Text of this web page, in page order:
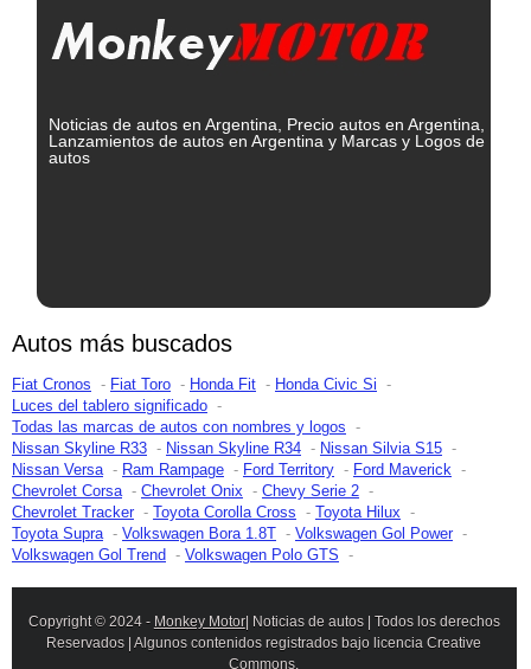
Noticias de autos en Argentina, Precio autos en Argentina,
Lanzamientos de autos en Argentina y Marcas y Logos de
autos
Autos más buscados
Fiat Cronos Fiat Toro Honda Fit
Honda Civic Si
Luces del tablero significado
Todas las marcas de autos con nombres y logos
Nissan Skyline R33
Nissan Skyline R34
Nissan Silvia S15
Nissan Versa
Ram Rampage Ford Territory
Ford Maverick
Chevrolet Corsa
Chevrolet Onix
Chevy Serie 2
Chevrolet Tracker
Toyota Corolla Cross
Toyota Hilux
Toyota Supra
Volkswagen Bora 1.8T
Volkswagen Gol Power
Volkswagen Gol Trend
Volkswagen Polo GTS
Copyright © 2024 - Monkey Motor| Noticias de autos | Todos los derechos
Reservados | Algunos contenidos registrados bajo licencia Creative
Commons.